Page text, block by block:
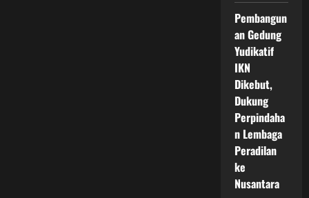
Pembangun
an Gedung
Yudikatif
IKN
Dikebut,
Dukung
Perpindaha
n Lembaga
Peradilan
ke
Nusantara